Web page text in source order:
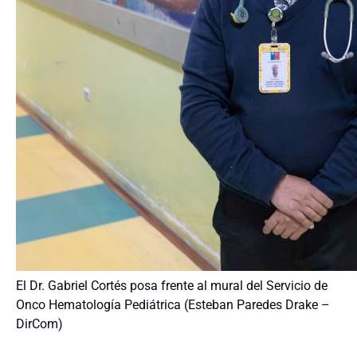
El Dr. Gabriel Cortés posa frente al mural del Servicio de
Onco Hematología Pediátrica (Esteban Paredes Drake –
DirCom)